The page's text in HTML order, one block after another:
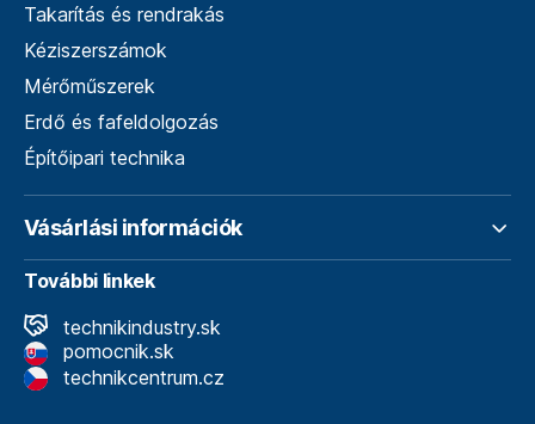
Takarítás és rendrakás
Kéziszerszámok
Mérőműszerek
Erdő és fafeldolgozás
Építőipari technika
Vásárlási információk
További linkek
technikindustry.sk
pomocnik.sk
technikcentrum.cz